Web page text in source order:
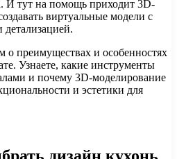
И тут на помощь приходит 3D-
виртуальные модели с
о преимуществах и особенностях
Узнаете, какие инструменты
и почему 3D-моделирование
и эстетики для